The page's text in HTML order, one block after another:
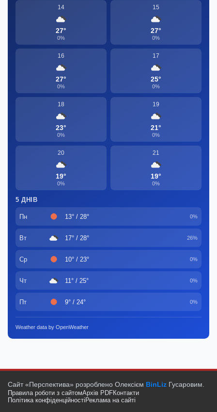
14
27°
0%
15
27°
0%
16
27°
0%
17
25°
0%
18
23°
0%
19
21°
0%
20
19°
0%
21
19°
0%
5 ДНІВ
Пн 13° / 28° 0%
Вт 17° / 28° 26%
Ср 10° / 23° 0%
Чт 11° / 25° 0%
Пт 9° / 24° 0%
Weather data by OpenWeather
Сайт «Перспектива» розроблено Олексієм BinLiz Гусаровим.
Правила роботи з сайтомАрхів PDFКонтакти
Політика конфіденційності Реклама на сайті